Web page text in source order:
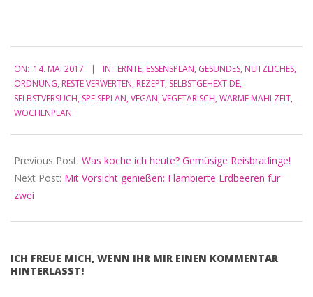
05-
14
ON: 14. MAI 2017 IN: ERNTE, ESSENSPLAN, GESUNDES, NÜTZLICHES,
ORDNUNG, RESTE VERWERTEN, REZEPT, SELBSTGEHEXT.DE,
SELBSTVERSUCH, SPEISEPLAN, VEGAN, VEGETARISCH, WARME MAHLZEIT,
WOCHENPLAN
Previous Post: Was koche ich heute? Gemüsige Reisbratlinge!
Next Post: Mit Vorsicht genießen: Flambierte Erdbeeren für
zwei
ICH FREUE MICH, WENN IHR MIR EINEN KOMMENTAR
HINTERLASST!